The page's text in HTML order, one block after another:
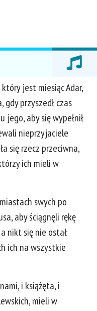
jest miesiąc Adar,
przyszedł czas
jego, aby się wypełnił
nieprzyjaciele
się rzecz przeciwna,
ich mieli w
swych po
aby ściągnęli rękę
nikt się nie ostał
ich na wszystkie
i książęta, i
mieli w